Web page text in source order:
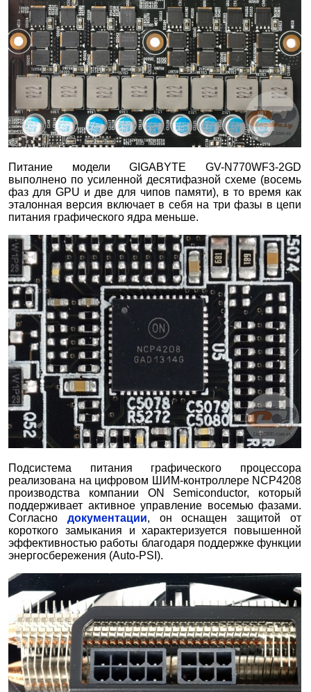
Питание модели GIGABYTE GV-N770WF3-2GD
выполнено по усиленной десятифазной схеме (восемь
фаз для GPU и две для чипов памяти), в то время как
эталонная версия включает в себя на три фазы в цепи
питания графического ядра меньше.
Подсистема питания графического процессора
реализована на цифровом ШИМ-контроллере NCP4208
производства компании ON Semiconductor, который
поддерживает активное управление восемью фазами.
Согласно документации, он оснащен защитой от
короткого замыкания и характеризуется повышенной
эффективностью работы благодаря поддержке функции
энергосбережения (Auto-PSI).